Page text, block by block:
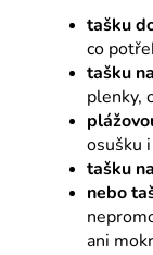
tašku
co
tašku
plenky,
osušku
tašku
nebo
ani